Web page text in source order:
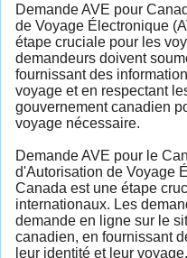
Demande AVE pour
de Voyage Électronique
étape cruciale pour les
demandeurs doivent
fournissant des
voyage et en respectant
gouvernement canadien
voyage nécessaire.
Demande AVE pour le
d'Autorisation de Voyage
Canada est une étape
internationaux. Les
demande en ligne sur le
canadien, en fournissant
leur identité et leur